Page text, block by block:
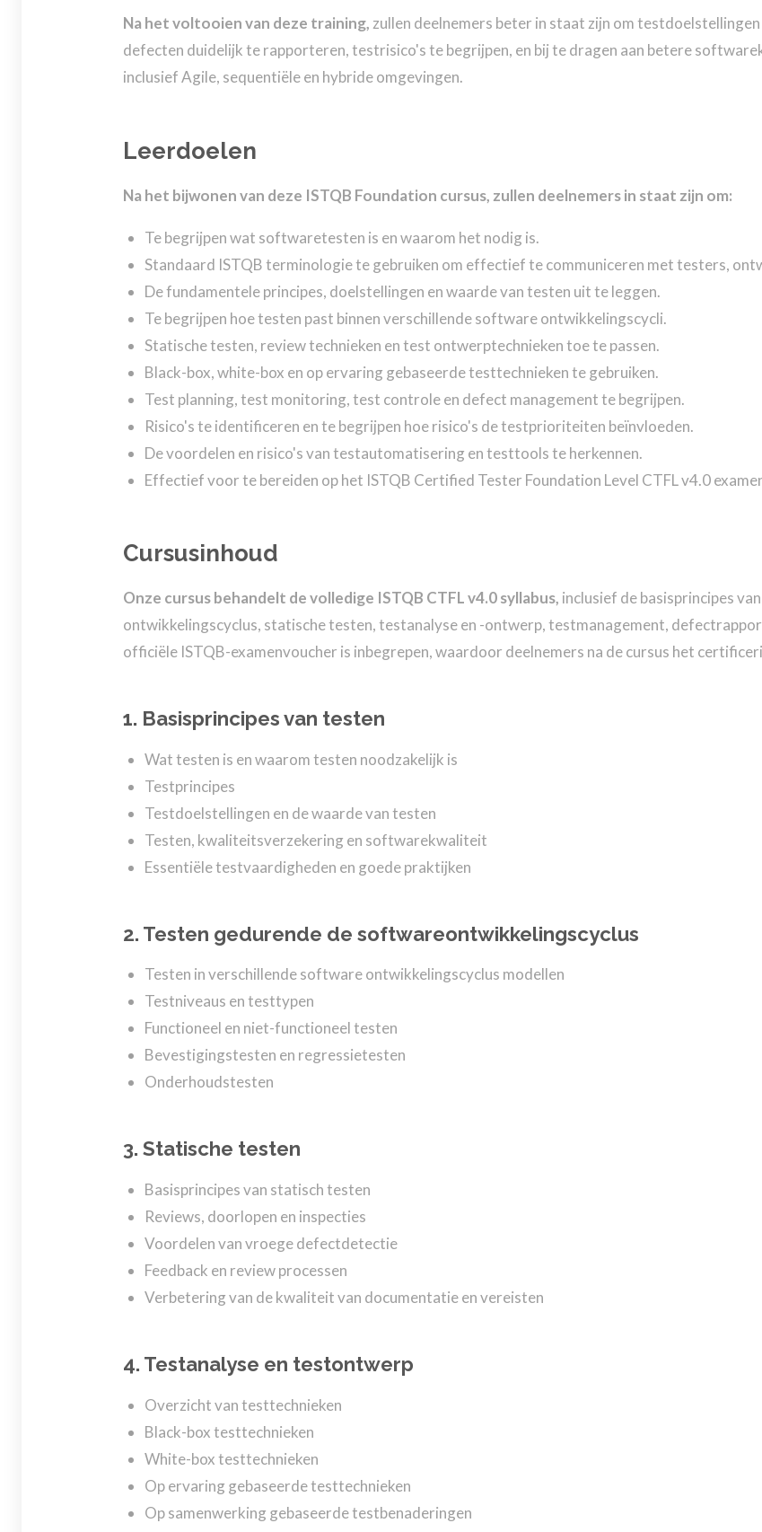
Na het voltooien van deze training,zullen deelnemers beter in staat zijn om
defecten duidelijk te rapporteren, testrisico's te begrijpen, en bij te dragen aan betere
inclusief Agile, sequentiële en hybride omgevingen.
Leerdoelen
Na het bijwonen van deze ISTQB Foundation cursus, zullen deelnemers in staat zijn om:
Te begrijpen wat softwaretesten is en waarom het nodig is.
Standaard ISTQB terminologie te gebruiken om effectief te communiceren met testers,
De fundamentele principes, doelstellingen en waarde van testen uit te leggen.
Te begrijpen hoe testen past binnen verschillende software ontwikkelingscycli.
Statische testen, review technieken en test ontwerptechnieken toe te passen.
Black-box, white-box en op ervaring gebaseerde testtechnieken te gebruiken.
Test planning, test monitoring, test controle en defect management te begrijpen.
Risico's te identificeren en te begrijpen hoe risico's de testprioriteiten beïnvloeden.
De voordelen en risico's van testautomatisering en testtools te herkennen.
Effectief voor te bereiden op het ISTQB Certified Tester Foundation Level CTFL v4.0
Cursusinhoud
Onze cursus behandelt de volledige ISTQB CTFL v4.0 syllabus, inclusief de basisprincipes
ontwikkelingscyclus, statische testen, testanalyse en -ontwerp, testmanagement,
officiële ISTQB-examenvoucher is inbegrepen, waardoor deelnemers na de cursus het
1. Basisprincipes van testen
Wat testen is en waarom testen noodzakelijk is
Testprincipes
Testdoelstellingen en de waarde van testen
Testen, kwaliteitsverzekering en softwarekwaliteit
Essentiële testvaardigheden en goede praktijken
2. Testen gedurende de softwareontwikkelingscyclus
Testen in verschillende software ontwikkelingscyclus modellen
Testniveaus en testtypen
Functioneel en niet-functioneel testen
Bevestigingstesten en regressietesten
Onderhoudstesten
3. Statische testen
Basisprincipes van statisch testen
Reviews, doorlopen en inspecties
Voordelen van vroege defectdetectie
Feedback en review processen
Verbetering van de kwaliteit van documentatie en vereisten
4. Testanalyse en testontwerp
Overzicht van testtechnieken
Black-box testtechnieken
White-box testtechnieken
Op ervaring gebaseerde testtechnieken
Op samenwerking gebaseerde testbenaderingen